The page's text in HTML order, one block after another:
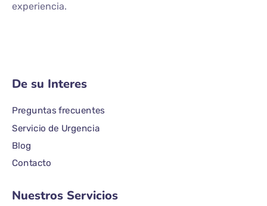
experiencia.
De su Interes
Preguntas frecuentes
Servicio de Urgencia
Blog
Contacto
Nuestros Servicios